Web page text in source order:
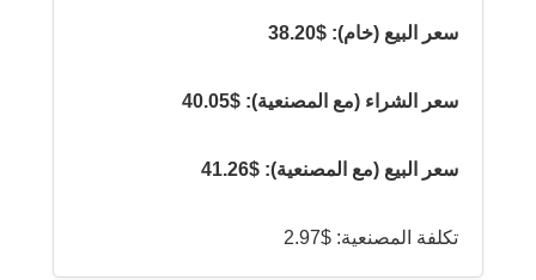
سعر البيع (خام): $38.20
سعر الشراء (مع المصنعية): $40.05
سعر البيع (مع المصنعية): $41.26
تكلفة المصنعية: $2.97